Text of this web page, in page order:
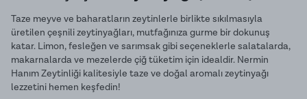
Taze meyve ve baharatların zeytinlerle birlikte sıkılmasıyla
üretilen çeşnili zeytinyağları, mutfağınıza gurme bir dokunuş
katar. Limon, fesleğen ve sarımsak gibi seçeneklerle salatalarda,
makarnalarda ve mezelerde çiğ tüketim için idealdir. Nermin
Hanım Zeytinliği kalitesiyle taze ve doğal aromalı zeytinyağı
lezzetini hemen keşfedin!